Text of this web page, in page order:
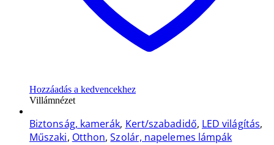
Hozzáadás a kedvencekhez
Villámnézet
Biztonság, kamerák, Kert/szabadidő, LED világítás,
Műszaki, Otthon,Szolár, napelemes lámpák